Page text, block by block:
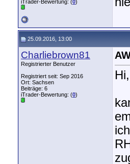
iTrader-Bewertung: (0)
25.09.2016, 13:00
Charliebrown81
Registrierter Benutzer
Registriert seit: Sep 2016
Ort: Sachsen
Beiträge: 6
iTrader-Bewertung: (0)
Hi,